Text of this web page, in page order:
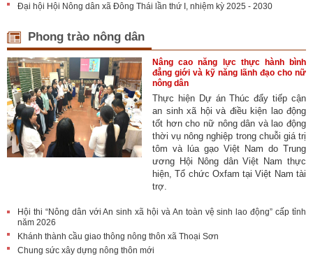
Đại hội Hội Nông dân xã Đông Thái lần thứ I, nhiệm kỳ 2025 - 2030
Phong trào nông dân
Nâng cao năng lực thực hành bình
đẳng giới và kỹ năng lãnh đạo cho nữ
nông dân
Thực hiện Dự án Thúc đẩy tiếp cận
an sinh xã hội và điều kiện lao động
tốt hơn cho nữ nông dân và lao động
thời vụ nông nghiệp trong chuỗi giá trị
tôm và lúa gạo Việt Nam do Trung
ương Hội Nông dân Việt Nam thực
hiện, Tổ chức Oxfam tại Việt Nam tài
trợ.
Hội thi “Nông dân với An sinh xã hội và An toàn vệ sinh lao động” cấp tỉnh
năm 2026
Khánh thành cầu giao thông nông thôn xã Thoại Sơn
Chung sức xây dựng nông thôn mới